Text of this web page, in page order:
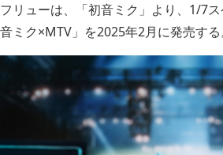
フリューは、「初音ミク」より、1/7
音ミク×MTV」を2025年2月に発売する